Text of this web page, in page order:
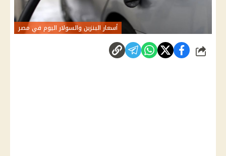
أسعار البنزين والسولار اليوم في مصر
شارك